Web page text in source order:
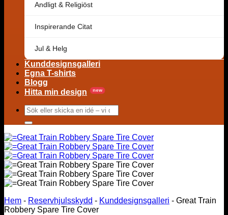
Andligt & Religiöst
Inspirerande Citat
Jul & Helg
Kunddesignsgalleri
Egna T-shirts
Blogg
Hitta min design
Sök
efter:
Hem - Reservhjulsskydd - Kunddesignsgalleri - Great Train
Robbery Spare Tire Cover